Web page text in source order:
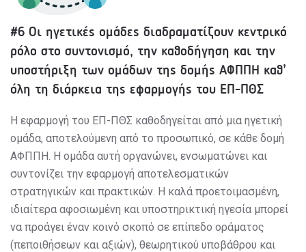
#6 Οι ηγετικές ομάδες διαδραματίζουν κεντρικό
ρόλο στο συντονισμό, την καθοδήγηση και την
υποστήριξη των ομάδων της δομής ΑΦΠΠΗ καθ’
όλη τη διάρκεια της εφαρμογής του ΕΠ-ΠΘΣ
Η εφαρμογή του ΕΠ-ΠΘΣ καθοδηγείται από μια ηγετική
ομάδα, αποτελούμενη από το προσωπικό, σε κάθε δομή
ΑΦΠΠΗ. Η ομάδα αυτή οργανώνει, ενσωματώνει και
συντονίζει την εφαρμογή αποτελεσματικών
στρατηγικών και πρακτικών. Η καλά προετοιμασμένη,
ιδιαίτερα αφοσιωμένη και υποστηρικτική ηγεσία μπορεί
να προάγει έναν κοινό σκοπό σε επίπεδο οράματος
(πεποιθήσεων και αξιών), θεωρητικού υποβάθρου και